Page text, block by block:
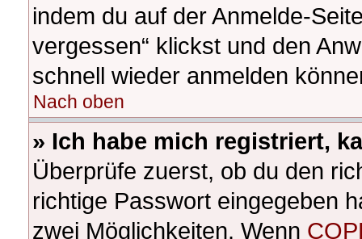
indem du auf der Anmelde-
vergessen“ klickst und den
schnell wieder anmelden
Nach oben
» Ich habe mich registriert,
Überprüfe zuerst, ob du den
richtige Passwort eingegeben
zwei Möglichkeiten. Wenn